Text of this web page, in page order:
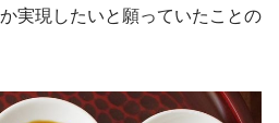
実現したいと願っていたことの